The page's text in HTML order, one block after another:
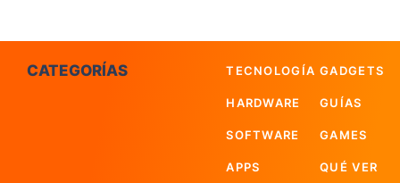
CATEGORÍAS TECNOLOGÍA
HARDWARE
SOFTWARE
APPS
GADGETS
GUÍAS
GAMES
QUÉ VER